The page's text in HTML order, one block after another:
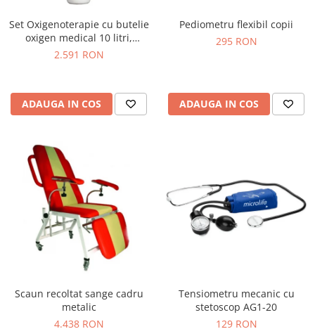
Set Oxigenoterapie cu butelie
oxigen medical 10 litri,
reductor de presiune,
2.591 RON
ADAUGA IN COS
Pediometru flexibil copii
295 RON
ADAUGA IN COS
Scaun recoltat sange cadru
metalic
4.438 RON
Tensiometru mecanic cu
stetoscop AG1-20
129 RON